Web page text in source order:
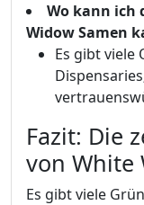
Wo kann ich
Widow Samen
Es gibt viele
Fazit: Die
von White
Es gibt viele